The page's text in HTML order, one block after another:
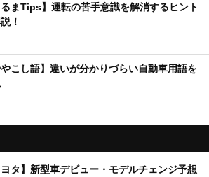
るまTips】運転の苦手意識を解消するヒント
！
やこし語】違いが分かりづらい自動車用語を
ヨタ】新型車デビュー・モデルチェンジ予想